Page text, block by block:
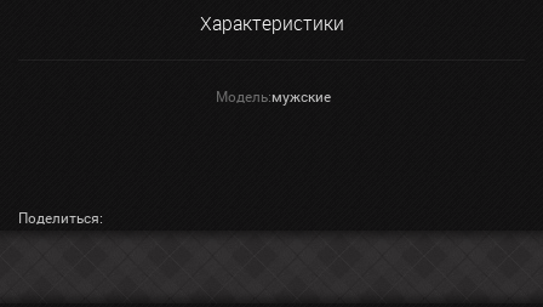
Характеристики
Модель:мужские
Поделиться: